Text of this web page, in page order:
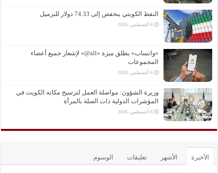
النفط الكويتي ينخفض إلى 74.33 دولار للبرميل
6 أغسطس، 2026
«واتساب» يطلق ميزة «all@» لإشعار جميع أعضاء
المجموعات
6 أغسطس، 2026
وزيرة الشؤون: مواصلة العمل لترسيخ مكانة الكويت في
المؤشرات الدولية ذات الصلة بالمرأة
6 أغسطس، 2026
الأخيرة الأشهر تعليقات الوسوم